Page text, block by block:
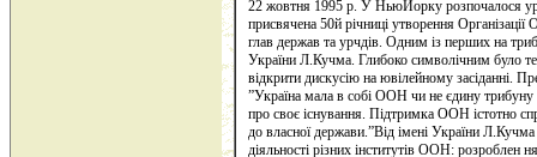
22 жовтня 1995 р. У НьюЙорку розпочалося
присвячена 50й річниці утворення
глав держав та урчдів. Одним із перших на
України Л.Кучма. Глибоко символічним було
відкрити дискусію на ювілейному засіданні.
”Україна мала в собі ООН чи не єдину трибуну
про своє існування. Підтримка ООН істотно
до власної держави.”Від імені України
діяльності різних інститутів ООН: